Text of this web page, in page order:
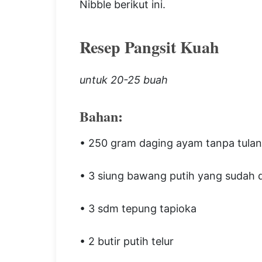
Nibble berikut ini.
Resep Pangsit Kuah
untuk 20-25 buah
Bahan:
• 250 gram daging ayam tanpa
• 3 siung bawang putih yang sudah
• 3 sdm tepung tapioka
• 2 butir putih telur